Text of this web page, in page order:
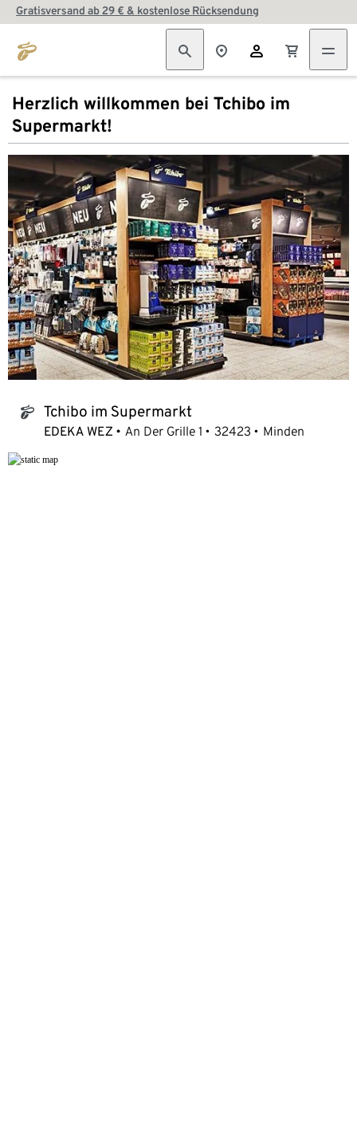
Gratisversand ab 29 € & kostenlose Rücksendung
Herzlich willkommen bei Tchibo im
Supermarkt!
tchibo_logo Tchibo im Supermarkt
EDEKA WEZ An Der Grille 1 32423 Minden